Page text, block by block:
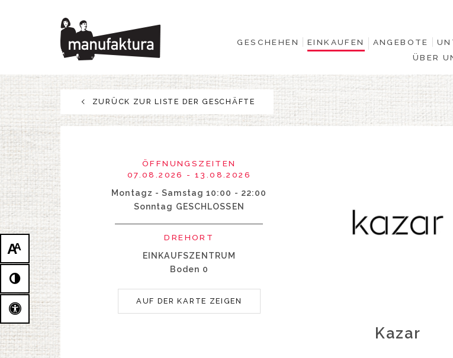
AA
GESCHEHEN EINKAUFEN ANGEBOTE
ÜBER
GESCHEHEN
EINKAUFEN
ANGEBOTE
UNTERHALTUNG
RESTAURANTS
PLAN
ÜBER UNS
ZURÜCK ZUR LISTE DER GESCHÄFTE
ÖFFNUNGSZEITEN
07.08.2026 - 13.08.2026
Montagz - Samstag 10:00 - 22:00
Sonntag GESCHLOSSEN
DREHORT
EINKAUFSZENTRUM
Boden 0
AUF DER KARTE ZEIGEN
Kazar